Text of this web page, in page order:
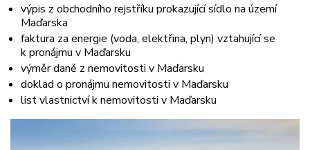
výpis z obchodního rejstříku prokazující sídlo na území
Maďarska
faktura za energie (voda, elektřina, plyn) vztahující se
k pronájmu v Maďarsku
výměr daně z nemovitosti v Maďarsku
doklad o pronájmu nemovitosti v Maďarsku
list vlastnictví k nemovitosti v Maďarsku